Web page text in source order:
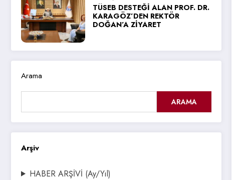
TÜSEB DESTEĞİ ALAN PROF. DR.
KARAGÖZ’DEN REKTÖR
DOĞAN’A ZİYARET
Arama
ARAMA
Arşiv
HABER ARŞİVİ (Ay/Yıl)